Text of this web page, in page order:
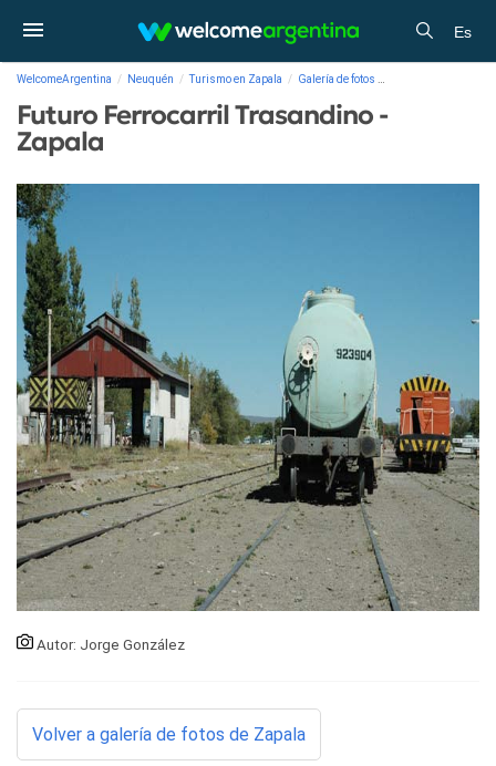
Es
WelcomeArgentina Neuquén Turismo en Zapala Galería de fotos
Futuro Ferrocarril Trasandino -
Zapala
Autor: Jorge González
Volver a galería de fotos de Zapala